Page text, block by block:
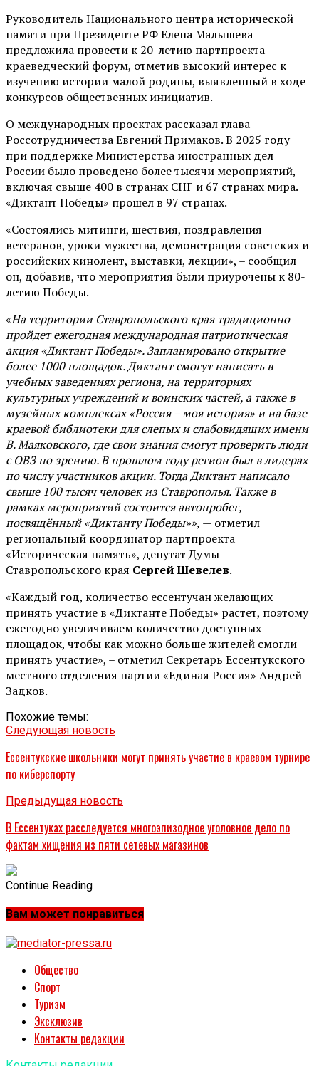
Руководитель Национального центра исторической
памяти при Президенте РФ Елена Малышева
предложила провести к 20-летию партпроекта
краеведческий форум, отметив высокий интерес к
изучению истории малой родины, выявленный в ходе
конкурсов общественных инициатив.
О международных проектах рассказал глава
Россотрудничества Евгений Примаков. В 2025 году
при поддержке Министерства иностранных дел
России было проведено более тысячи мероприятий,
включая свыше 400 в странах СНГ и 67 странах мира.
«Диктант Победы» прошел в 97 странах.
«Состоялись митинги, шествия, поздравления
ветеранов, уроки мужества, демонстрация советских и
российских кинолент, выставки, лекции», – сообщил
он, добавив, что мероприятия были приурочены к 80-
летию Победы.
«На территории Ставропольского края традиционно
пройдет ежегодная международная патриотическая
акция «Диктант Победы». Запланировано открытие
более 1000 площадок. Диктант смогут написать в
учебных заведениях региона, на территориях
культурных учреждений и воинских частей, а также в
музейных комплексах «Россия – моя история» и на базе
краевой библиотеки для слепых и слабовидящих имени
В. Маяковского, где свои знания смогут проверить люди
с ОВЗ по зрению. В прошлом году регион был в лидерах
по числу участников акции. Тогда Диктант написало
свыше 100 тысяч человек из Ставрополья. Также в
рамках мероприятий состоится автопробег,
посвящённый «Диктанту Победы»», — отметил
региональный координатор партпроекта
«Историческая память», депутат Думы
Ставропольского края Сергей Шевелев.
«Каждый год, количество ессентучан желающих
принять участие в «Диктанте Победы» растет, поэтому
ежегодно увеличиваем количество доступных
площадок, чтобы как можно больше жителей смогли
принять участие», – отметил Секретарь Ессентукского
местного отделения партии «Единая Россия» Андрей
Задков.
Похожие темы:
Следующая новость
Ессентукские школьники могут принять участие в краевом турнире
по киберспорту
Предыдущая новость
В Ессентуках расследуется многоэпизодное уголовное дело по
фактам хищения из пяти сетевых магазинов
Continue Reading
Вам может понравиться
Общество
Спорт
Туризм
Эксклюзив
Контакты редакции